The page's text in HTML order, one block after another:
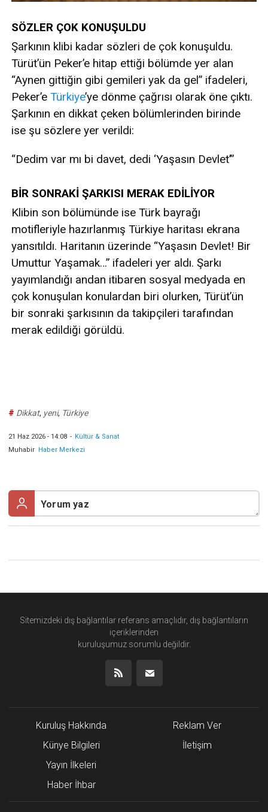
SÖZLER ÇOK KONUŞULDU
Şarkının klibi kadar sözleri de çok konuşuldu.
Türüt’ün Peker’e hitap ettiği bölümde yer alan
“Aynen gittiğin gibi gemileri yak da gel” ifadeleri,
Peker’e Türkiye’ye dönme çağrısı olarak öne çıktı.
Şarkının en dikkat çeken bölümlerinden birinde
ise şu sözlere yer verildi:
“Dedim var mı bi davet, dedi ‘Yaşasın Devlet’”
BİR SONRAKİ ŞARKISI MERAK EDİLİYOR
Klibin son bölümünde ise Türk bayrağı
motifleriyle hazırlanmış Türkiye haritası ekrana
yansıtıldı. Haritanın üzerinde “Yaşasın Devlet! Bir
Umuttur Yaşamak…” ifadeleri yer aldı. Şarkı
yayımlandığı andan itibaren sosyal medyada en
çok konuşulan konulardan biri olurken, Türüt’ün
bir sonraki şarkısının da takipçileri tarafından
merak edildiği görüldü.
# Dikkat, yeni, Türkiye
21 Haz 2026 - 14:08 - Kültür & Sanat
Muhabir Haber Merkezi
Sitemizdeki dış bağlantılar referans amaçlıdır, dış bağlantıların
içeriklerinden
kuruluşumuz sorumlu değildir.
Kuruluş Hakkında
Künye Bilgileri
Yayın İlkeleri
Haber İhbar
Reklam Ver
İletişim